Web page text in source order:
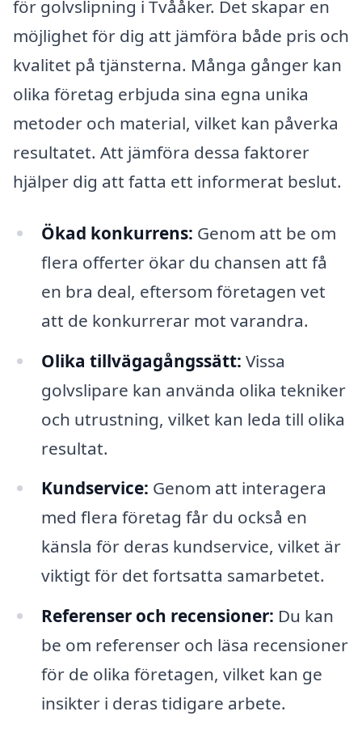
för golvslipning i Tvååker. Det skapar en
möjlighet för dig att jämföra både pris och
kvalitet på tjänsterna. Många gånger kan
olika företag erbjuda sina egna unika
metoder och material, vilket kan påverka
resultatet. Att jämföra dessa faktorer
hjälper dig att fatta ett informerat beslut.
Ökad konkurrens: Genom att be om
flera offerter ökar du chansen att få
en bra deal, eftersom företagen vet
att de konkurrerar mot varandra.
Olika tillvägagångssätt: Vissa
golvslipare kan använda olika tekniker
och utrustning, vilket kan leda till olika
resultat.
Kundservice: Genom att interagera
med flera företag får du också en
känsla för deras kundservice, vilket är
viktigt för det fortsatta samarbetet.
Referenser och recensioner: Du kan
be om referenser och läsa recensioner
för de olika företagen, vilket kan ge
insikter i deras tidigare arbete.